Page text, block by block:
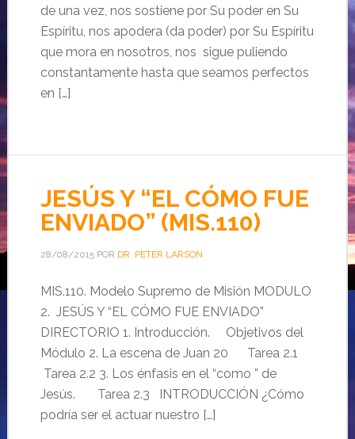
de una vez, nos sostiene por Su poder en Su
Espíritu, nos apodera (da poder) por Su Espíritu
que mora en nosotros, nos sigue puliendo
constantamente hasta que seamos perfectos
en […]
JESÚS Y “EL CÓMO FUE
ENVIADO” (MIS.110)
28/08/2015POR DR. PETER LARSON
MIS.110. Modelo Supremo de Misión MODULO
2. JESÚS Y “EL CÓMO FUE ENVIADO”
DIRECTORIO 1. Introducción. Objetivos del
Módulo 2. La escena de Juan 20 Tarea 2.1
Tarea 2.2 3. Los énfasis en el “como ” de
Jesús. Tarea 2.3 INTRODUCCIÓN ¿Cómo
podría ser el actuar nuestro […]